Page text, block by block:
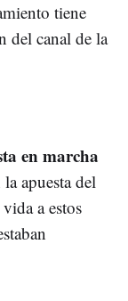
tiene
del canal de la
en marcha
apuesta del
a estos